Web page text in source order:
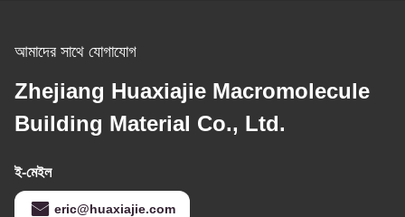
আমাদের সাথে যোগাযোগ
Zhejiang Huaxiajie Macromolecule
Building Material Co., Ltd.
ই-মেইল
eric@huaxiajie.com